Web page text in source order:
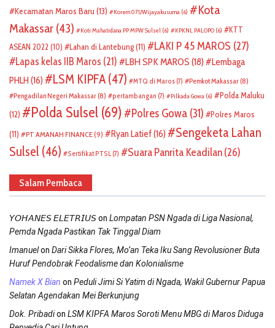
Kecamatan Maros Baru (13) Korem 071/Wijayakusuma (6)
Kota
Makassar (43) Koti Mahatidana PP MPW Sulsel (6) KPKNL PALOPO (6)
KTT
ASEAN 2022 (10) Lahan di Lantebung(11) LAKI P 45 MAROS (27)
Lapas kelas IIB Maros (21) LBH SPK MAROS (18)
Lembaga
PHLH (16) LSM KIPFA (47) MTQ di Maros (7) Pemkot Makassar (8)
Pengadilan Negeri Makassar (8) pertambangan (7) Pilkada Gowa (6)
Polda Maluku
(12)
Polda Sulsel (69) Polres Gowa (31)
Polres Maros
(11)
PT AMANAH FINANCE(9) Ryan Latief(16)
Sengeketa Lahan
Sulsel (46) Sertifikat PTSL (7) Suara Panrita Keadilan(26)
Salam Pembaca
𝘠𝘖𝘏𝘈𝘕𝘌𝘚 𝘌𝘓𝘌𝘛𝘙𝘐𝘜𝘚on Lompatan PSN Ngada di Liga Nasional,
Pemda Ngada Pastikan Tak Tinggal Diam
Imanuelon Dari Sikka Flores, Mo’an Teka Iku Sang Revolusioner Buta
Huruf Pendobrak Feodalisme dan Kolonialisme
Namek X Bian on Peduli Jimi Si Yatim di Ngada, Wakil Gubernur Papua
Selatan Agendakan Mei Berkunjung
Dok. Pribadion LSM KIPFA Maros Soroti Menu MBG di Maros Diduga